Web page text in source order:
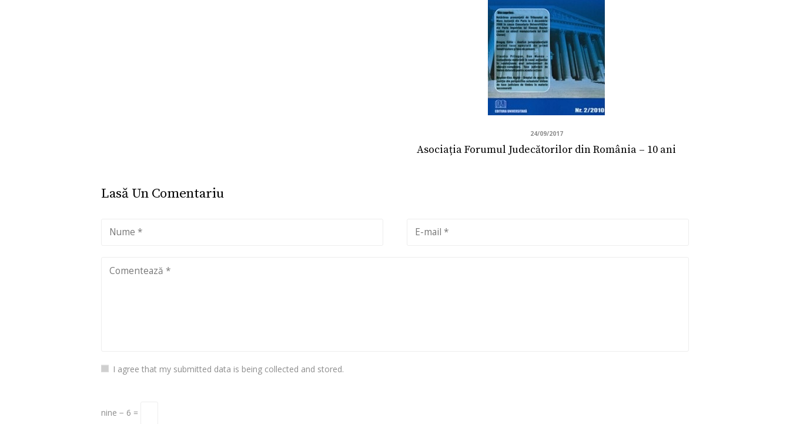
24/09/2017
Asociația Forumul Judecătorilor din România – 10 ani
Lasă Un Comentariu
I agree that my submitted data is being collected and stored.
nine − 6 =